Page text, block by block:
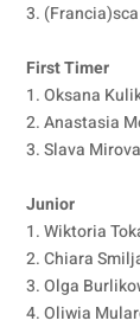
3.
First Timer
1. Oksana
2. Anastasia
3. Slava Mirova
Junior
1. Wiktoria
2. Chiara
3. Olga
4. Oliwia